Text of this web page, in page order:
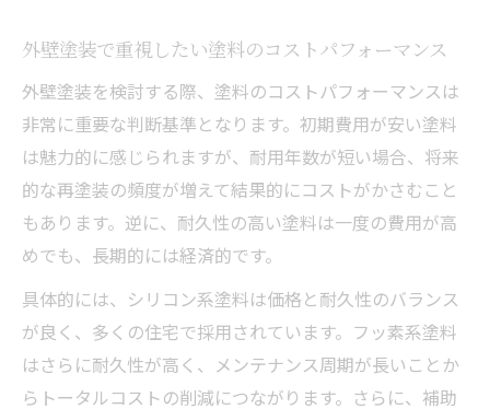
外壁塗装で重視したい塗料のコストパフォーマンス
外壁塗装を検討する際、塗料のコストパフォーマンスは
非常に重要な判断基準となります。初期費用が安い塗料
は魅力的に感じられますが、耐用年数が短い場合、将来
的な再塗装の頻度が増えて結果的にコストがかさむこと
もあります。逆に、耐久性の高い塗料は一度の費用が高
めでも、長期的には経済的です。
具体的には、シリコン系塗料は価格と耐久性のバランス
が良く、多くの住宅で採用されています。フッ素系塗料
はさらに耐久性が高く、メンテナンス周期が長いことか
らトータルコストの削減につながります。さらに、補助